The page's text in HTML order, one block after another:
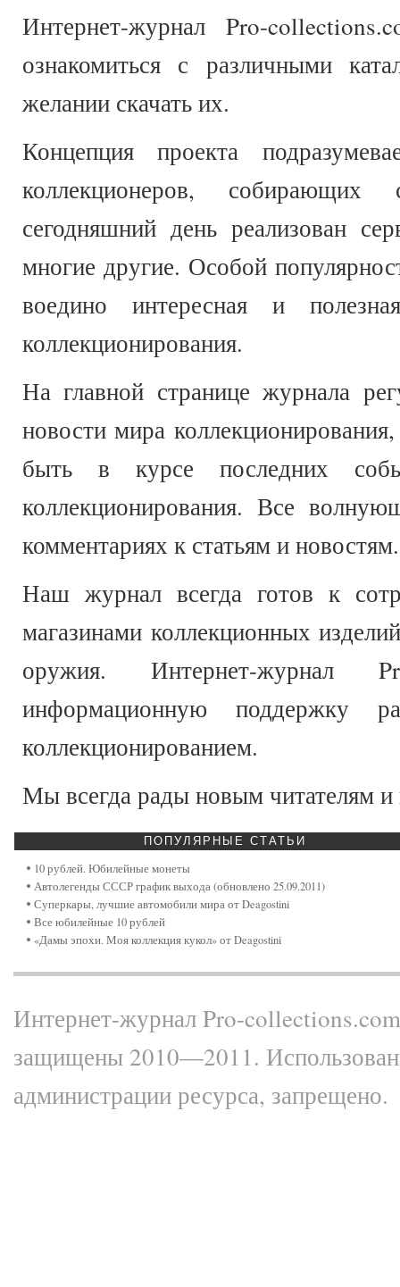
Интернет-журнал Pro-
ознакомиться с различными
желании скачать их.
Концепция проекта
коллекционеров,
сегодняшний день реализован
многие другие. Особой
воедино интересная и
коллекционирования.
На главной странице журнала
новости мира
быть в курсе последних
коллекционирования. Все
комментариях к статьям и новостям.
Наш журнал всегда готов к
магазинами коллекционных
оружия. Интернет-журнал
информационную поддержку
коллекционированием.
Мы всегда рады новым читателям
ПОПУЛЯРНЫЕ СТАТЬИ
10 рублей. Юбилейные монеты
Автолегенды СССР график выхода (обновлено 25.09.2011)
Суперкары, лучшие автомобили мира от Deagostini
Все юбилейные 10 рублей
«Дамы эпохи. Моя коллекция кукол» от Deagostini
Интернет-журнал Pro-
защищены 2010—2011.
администрации ресурса, запрещено.